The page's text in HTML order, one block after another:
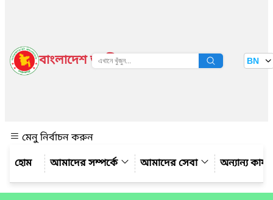
বাংলাদেশ জাতীয় তথ্য বাতায়ন BN
মেনু নির্বাচন করুন
আমাদের সম্পর্কে
আমাদের সেবা অন্যান্য